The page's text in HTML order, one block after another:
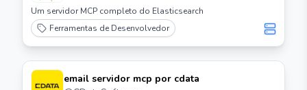
Um servidor MCP completo do Elasticsearch
Ferramentas de Desenvolvedor
email servidor mcp por cdata